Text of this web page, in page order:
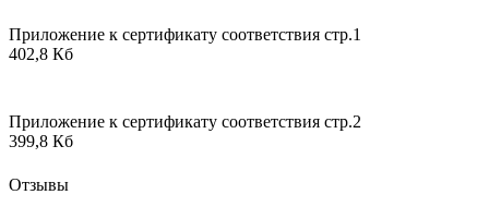
Приложение к сертификату соответствия стр.1
402,8 Кб
Приложение к сертификату соответствия стр.2
399,8 Кб
Отзывы